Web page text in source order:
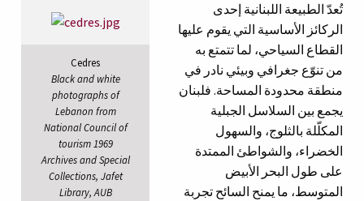
Cedres
Black and white
photographs of
Lebanon from
National Council of
tourism 1969
Archives and Special
Collections, Jafet
Library, AUB
تُعدّ الطبيعة اللبنانية إحدى
الركائز الأساسية التي يقوم عليها
القطاع السياحي، لما تتمتع به
من تنوّع جغرافي وبيئي نادر في
منطقة محدودة المساحة. فلبنان
يجمع بين السلاسل الجبلية
المكلّلة بالثلوج، والسهول
الخضراء، والشواطئ الممتدة
على طول البحر الأبيض
المتوسط، ما يمنح السائح تجربة